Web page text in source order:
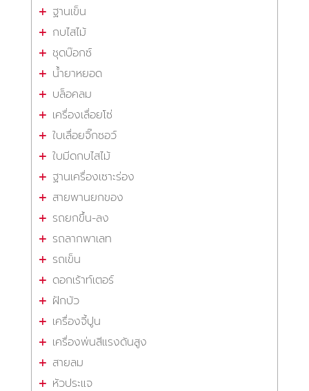
ฐานเข็น
กบไสไม้
ชุดบ๊อกซ์
น้ำยาหยอด
บล็อคลม
เครื่องเลื่อยโซ่
ใบเลื่อยจิ๊กซอว์
ใบมีดกบไสไม้
ฐานเครื่องเซาะร่อง
สายพานยกของ
รถยกขึ้น-ลง
รถลากพาเลท
รถเข็น
ดอกเร้าท์เตอร์
ฝักบัว
เครื่องจี้ปูน
เครื่องพ่นสีแรงดันสูง
สายลม
หัวประแจ